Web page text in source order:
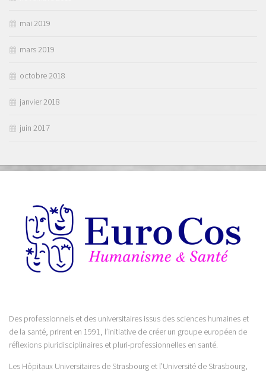
mai 2019
mars 2019
octobre 2018
janvier 2018
juin 2017
Des professionnels et des universitaires issus des sciences humaines et
de la santé, prirent en 1991, l’initiative de créer un groupe européen de
réflexions pluridisciplinaires et pluri-professionnelles en santé.
Les Hôpitaux Universitaires de Strasbourg et l’Université de Strasbourg,